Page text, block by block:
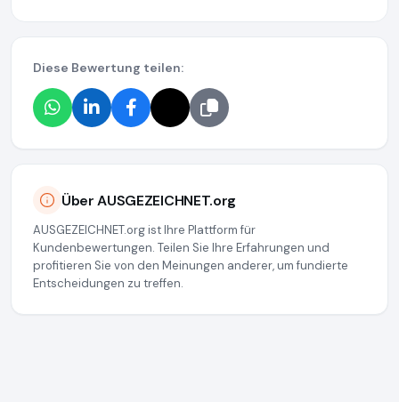
Diese Bewertung teilen:
Über AUSGEZEICHNET.org
AUSGEZEICHNET.org ist Ihre Plattform für
Kundenbewertungen. Teilen Sie Ihre Erfahrungen und
profitieren Sie von den Meinungen anderer, um fundierte
Entscheidungen zu treffen.